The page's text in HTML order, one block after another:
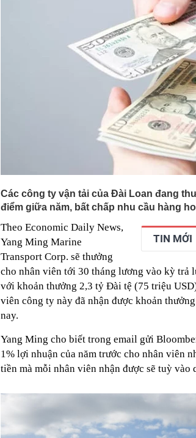
Lời khuyên cho những ai có
5 thói quen tiêu tiền giúp
hiếm khi phải vay mượn cuối
Quốc gia Đông Nam Á khởi
Hà Nội xem xét miễn nhiệm
giám đốc sở, ngành
Người phụ nữ chỉ đặt một
bước vào đều khen: “Nhìn
Các công ty vận tải của Đài Loan đang
điểm giữa năm, bất chấp nhu cầu hàng
TIN MỚI
Theo Economic Daily News,
Yang Ming Marine
Transport Corp. sẽ thưởng
cho nhân viên tới 30 tháng lương vào kỳ trả
với khoản thưởng 2,3 tỷ Đài tệ (75 triệu
viên công ty này đã nhận được khoản
nay.
Yang Ming cho biết trong email gửi
1% lợi nhuận của năm trước cho nhân viên
tiền mà mỗi nhân viên nhận được sẽ tuỳ vào